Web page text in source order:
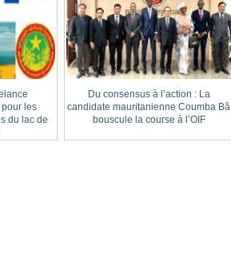
Du consensus à l’action : La
candidate mauritanienne Coumba Bâ
bouscule la course à l’OIF
les
du lac de